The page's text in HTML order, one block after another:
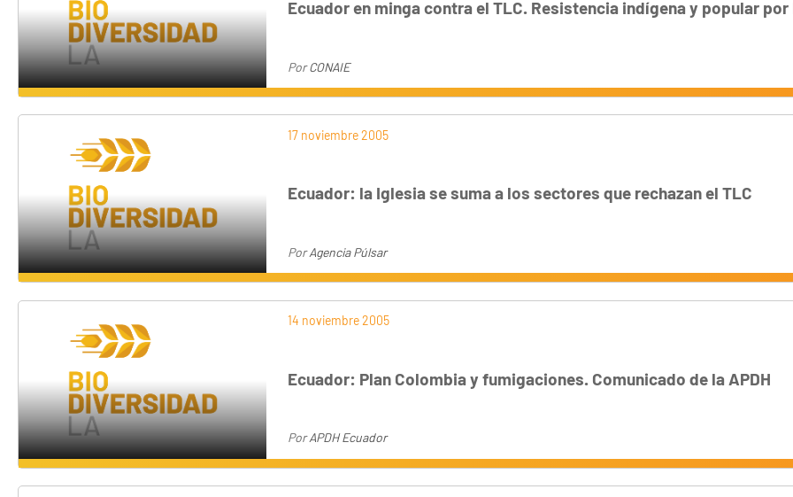
Ecuador en minga contra el TLC. Resistencia indígena y popular por
PorCONAIE
17 noviembre 2005
Ecuador: la Iglesia se suma a los sectores que rechazan el TLC
PorAgencia Púlsar
14 noviembre 2005
Ecuador: Plan Colombia y fumigaciones. Comunicado de la APDH
PorAPDH Ecuador